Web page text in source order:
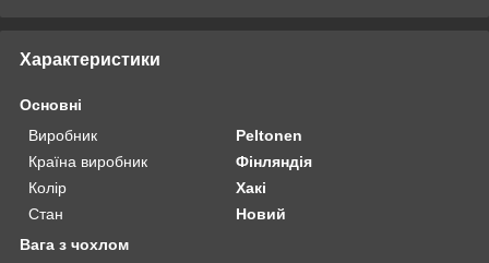
Характеристики
Основні
Виробник
Peltonen
Країна виробник
Фінляндія
Колір
Хакі
Стан
Новий
Вага з чохлом